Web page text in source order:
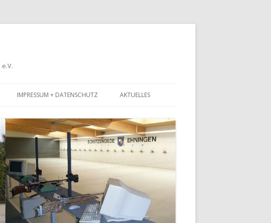
LIGA GK 1
LIGA GK 2
LIGA AUFLAGE
LIGA LP 1
LIGA SP 1
IMPRESSUM + DATENSCHUTZ AKTUELLES